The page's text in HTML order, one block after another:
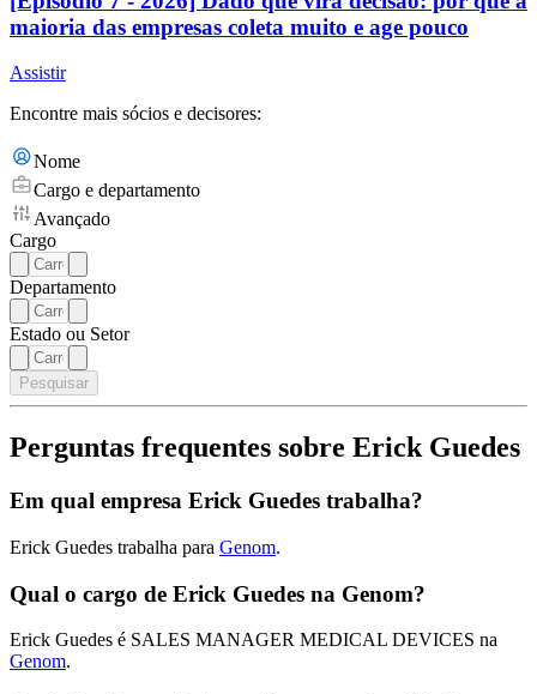
maioria das empresas coleta muito e age pouco
Assistir
Encontre mais sócios e decisores:
Nome
Cargo e departamento
Avançado
Cargo
Departamento
Estado ou Setor
Pesquisar
Perguntas frequentes sobre Erick Guedes
Em qual empresa Erick Guedes trabalha?
Erick Guedes trabalha para Genom.
Qual o cargo de Erick Guedes na Genom?
Erick Guedes é SALES MANAGER MEDICAL DEVICES na
Genom.